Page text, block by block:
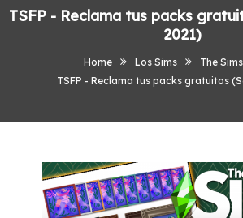
TSFP - Reclama tus packs
2021)
Home Los Sims
The
TSFP - Reclama tus packs gratuitos